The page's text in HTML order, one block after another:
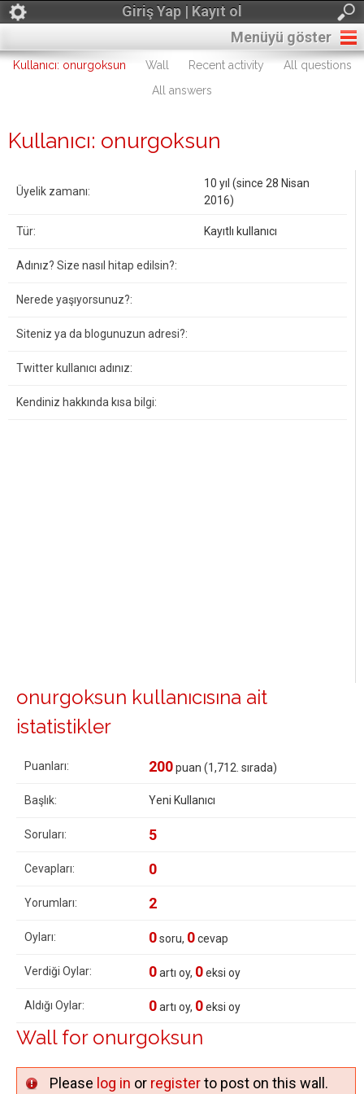
Giriş Yap | Kayıt ol
Menüyü göster
Kullanıcı: onurgoksun Wall Recent activity
All questions
All answers
Kullanıcı: onurgoksun
Üyelik zamanı:
10 yıl (since 28 Nisan
2016)
Tür: Kayıtlı kullanıcı
Adınız? Size nasıl hitap edilsin?:
Nerede yaşıyorsunuz?:
Siteniz ya da blogunuzun adresi?:
Twitter kullanıcı adınız:
Kendiniz hakkında kısa bilgi:
onurgoksun kullanıcısına ait
istatistikler
Puanları: 200puan (1,712 . sırada)
Başlık: Yeni Kullanıcı
Soruları: 5
Cevapları: 0
Yorumları: 2
Oyları: 0soru, 0cevap
Verdiği Oylar: 0artı oy, 0eksi oy
Aldığı Oylar: 0artı oy, 0eksi oy
Wall for onurgoksun
Please log in or registerto post on this wall.